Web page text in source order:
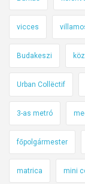
vicces
Budakeszi
Urban Collëctif
3-as metró
főpolgármester
matrica mini